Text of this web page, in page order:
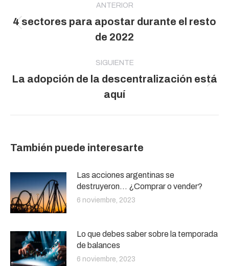
publicaciones
ANTERIOR
Publicación
anterior:
4 sectores para apostar durante el resto
de 2022
SIGUIENTE
Publicación
siguiente:
La adopción de la descentralización está
aquí
También puede interesarte
Las acciones argentinas se
destruyeron… ¿Comprar o vender?
6 noviembre, 2023
Lo que debes saber sobre la temporada
de balances
6 noviembre, 2023